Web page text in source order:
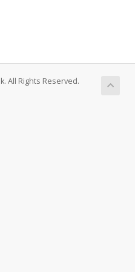
All Rights Reserved.